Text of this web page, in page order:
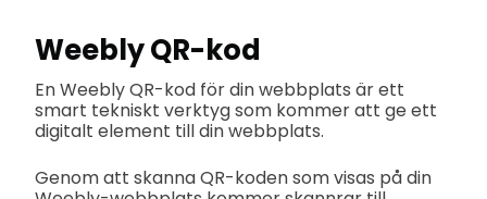
Weebly QR-kod
En Weebly QR-kod för din webbplats är ett
smart tekniskt verktyg som kommer att ge ett
digitalt element till din webbplats.
Genom att skanna QR-koden som visas på din